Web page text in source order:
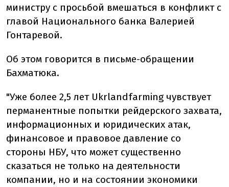
министру с просьбой вмешаться в конфликт с
главой Национального банка Валерией
Гонтаревой.
Об этом говорится в письме-обращении
Бахматюка.
"Уже более 2,5 лет Ukrlandfarming чувствует
перманентные попытки рейдерского захвата,
информационных и юридических атак,
финансовое и правовое давление со
стороны НБУ, что может существенно
сказаться не только на деятельности
компании, но и на состоянии экономики